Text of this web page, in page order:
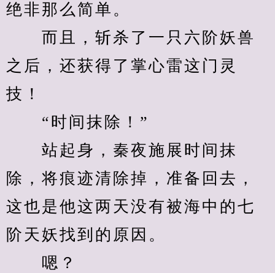
绝非那么简单。
而且，斩杀了一只六阶妖兽
之后，还获得了掌心雷这门灵
技！
“时间抹除！”
站起身，秦夜施展时间抹
除，将痕迹清除掉，准备回去，
这也是他这两天没有被海中的七
阶天妖找到的原因。
嗯？